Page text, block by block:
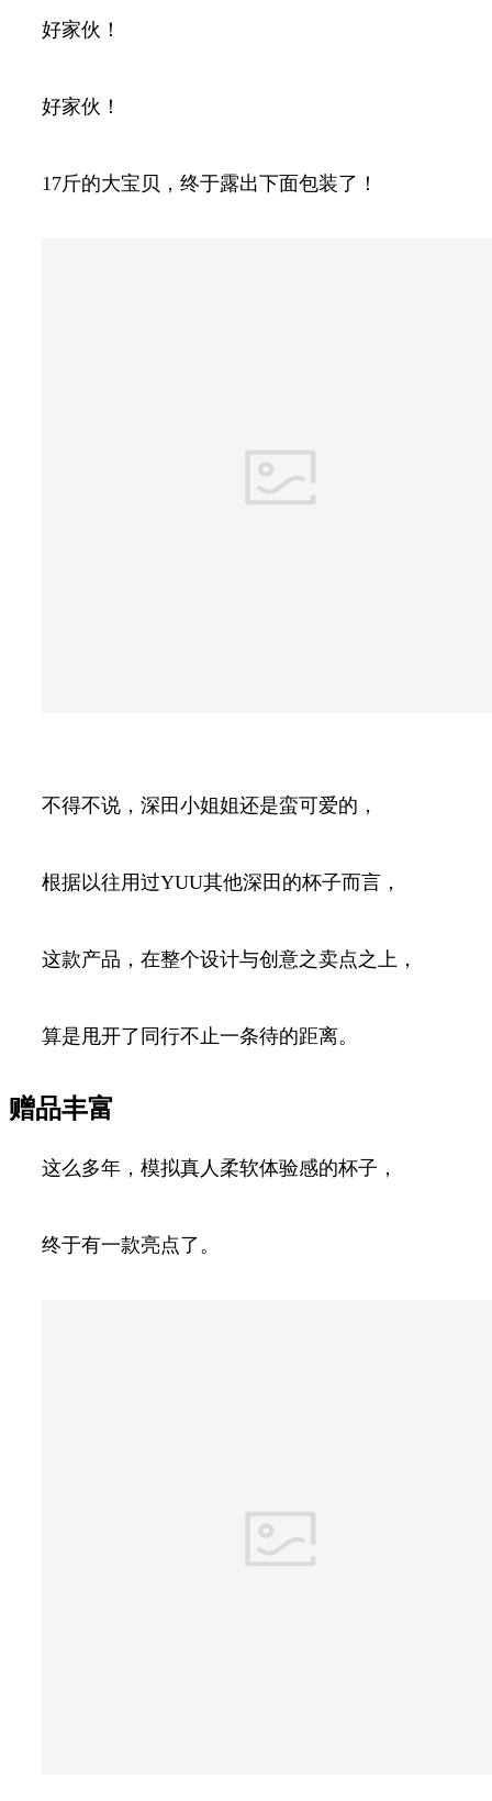
好家伙！
好家伙！
17斤的大宝贝，终于露出下面包装了！
不得不说，深田小姐姐还是蛮可爱的，
根据以往用过YUU其他深田的杯子而言，
这款产品，在整个设计与创意之卖点之上，
算是甩开了同行不止一条待的距离。
赠品丰富
这么多年，模拟真人柔软体验感的杯子，
终于有一款亮点了。